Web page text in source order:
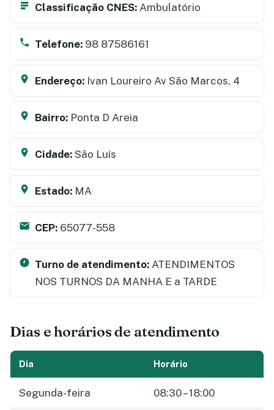
Classificação CNES: Ambulatório
Telefone: 98 87586161
Endereço: Ivan Loureiro Av São Marcos, 4
Bairro: Ponta D Areia
Cidade: São Luís
Estado: MA
CEP: 65077-558
Turno de atendimento: ATENDIMENTOS
NOS TURNOS DA MANHA E a TARDE
Dias e horários de atendimento
Dia Horário
Segunda-feira 08:30 – 18:00